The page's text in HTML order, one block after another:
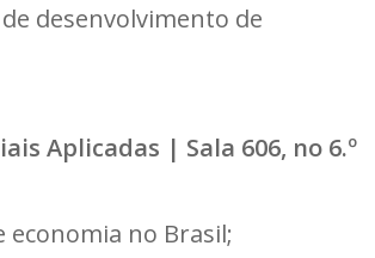
desenvolvimento de
Aplicadas | Sala 606, no 6.º
economia no Brasil;